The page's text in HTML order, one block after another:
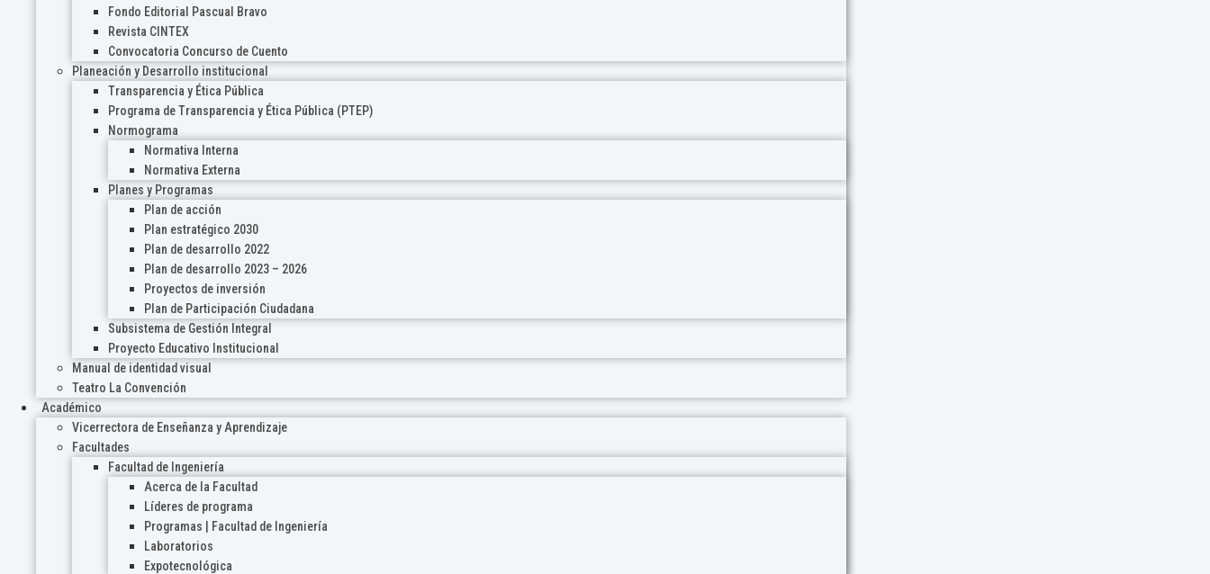
Fondo Editorial Pascual Bravo
Revista CINTEX
Convocatoria Concurso de Cuento
Planeación y Desarrollo institucional
Transparencia y Ética Pública
Programa de Transparencia y Ética Pública (PTEP)
Normograma
Normativa Interna
Normativa Externa
Planes y Programas
Plan de acción
Plan estratégico 2030
Plan de desarrollo 2022
Plan de desarrollo 2023 – 2026
Proyectos de inversión
Plan de Participación Ciudadana
Subsistema de Gestión Integral
Proyecto Educativo Institucional
Manual de identidad visual
Teatro La Convención
Académico
Vicerrectora de Enseñanza y Aprendizaje
Facultades
Facultad de Ingeniería
Acerca de la Facultad
Líderes de programa
Programas | Facultad de Ingeniería
Laboratorios
Expotecnológica